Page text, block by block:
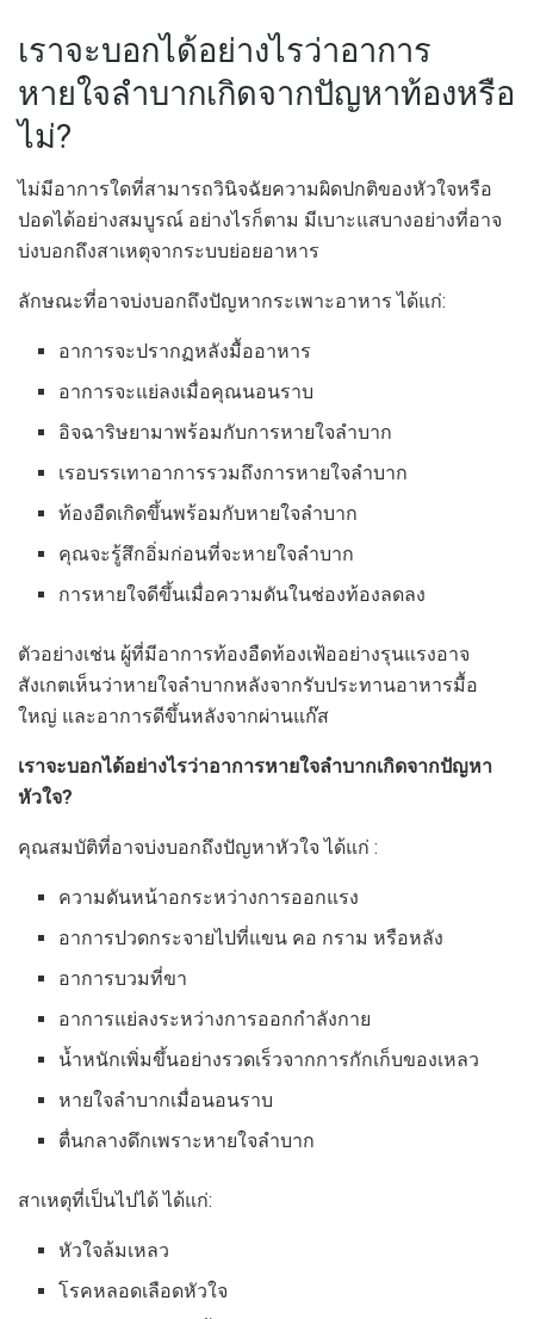
เราจะบอกได้อย่างไรว่าอาการ
หายใจลำบากเกิดจากปัญหาท้องหรือ
ไม่?
ไม่มีอาการใดที่สามารถวินิจฉัยความผิดปกติของหัวใจหรือ
ปอดได้อย่างสมบูรณ์ อย่างไรก็ตาม มีเบาะแสบางอย่างที่อาจ
บ่งบอกถึงสาเหตุจากระบบย่อยอาหาร
ลักษณะที่อาจบ่งบอกถึงปัญหากระเพาะอาหาร ได้แก่:
อาการจะปรากฏหลังมื้ออาหาร
อาการจะแย่ลงเมื่อคุณนอนราบ
อิจฉาริษยามาพร้อมกับการหายใจลำบาก
เรอบรรเทาอาการรวมถึงการหายใจลำบาก
ท้องอืดเกิดขึ้นพร้อมกับหายใจลำบาก
คุณจะรู้สึกอิ่มก่อนที่จะหายใจลำบาก
การหายใจดีขึ้นเมื่อความดันในช่องท้องลดลง
ตัวอย่างเช่น ผู้ที่มีอาการท้องอืดท้องเฟ้ออย่างรุนแรงอาจ
สังเกตเห็นว่าหายใจลำบากหลังจากรับประทานอาหารมื้อ
ใหญ่ และอาการดีขึ้นหลังจากผ่านแก๊ส
เราจะบอกได้อย่างไรว่าอาการหายใจลำบากเกิดจากปัญหา
หัวใจ?
คุณสมบัติที่อาจบ่งบอกถึงปัญหาหัวใจ ได้แก่ :
ความดันหน้าอกระหว่างการออกแรง
อาการปวดกระจายไปที่แขน คอ กราม หรือหลัง
อาการบวมที่ขา
อาการแย่ลงระหว่างการออกกำลังกาย
น้ำหนักเพิ่มขึ้นอย่างรวดเร็วจากการกักเก็บของเหลว
หายใจลำบากเมื่อนอนราบ
ตื่นกลางดึกเพราะหายใจลำบาก
สาเหตุที่เป็นไปได้ ได้แก่:
หัวใจล้มเหลว
โรคหลอดเลือดหัวใจ